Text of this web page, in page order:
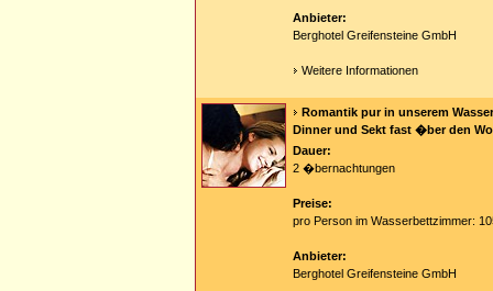
Anbieter:
Berghotel Greifensteine GmbH
Weitere Informationen
Romantik pur in unserem
Dinner und Sekt fast �ber den
Dauer:
2 �bernachtungen
Preise:
pro Person im Wasserbettzimmer:
Anbieter:
Berghotel Greifensteine GmbH